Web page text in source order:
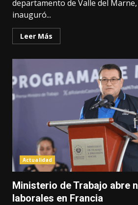
departamento de Valle del
inauguró...
Leer Más
Actualidad
Ministerio de Trabajo abre
laborales en Francia